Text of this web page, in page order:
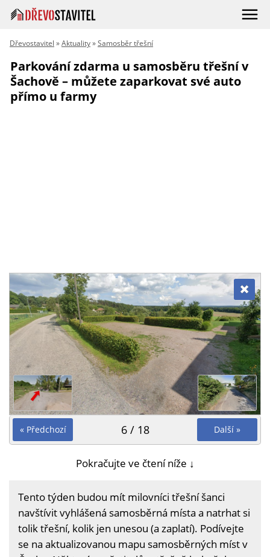
Dřevostavitel »Aktuality»Samosběr třešní
Parkování zdarma u samosběru třešní v
Šachově – můžete zaparkovat své auto
přímo u farmy
« Předchozí Další »
6 / 18
Pokračujte ve čtení níže ↓
Tento týden budou mít milovníci třešní šanci
navštívit vyhlášená samosběrná místa a natrhat si
tolik třešní, kolik jen unesou (a zaplatí). Podívejte
se na aktualizovanou mapu samosběrných míst v